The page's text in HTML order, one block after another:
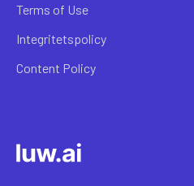
Terms of Use
Integritetspolicy
Content Policy